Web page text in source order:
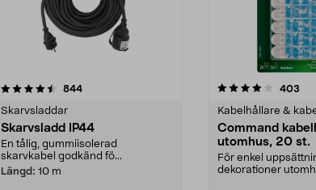
844recensioner
Skarvsladdar
Skarvsladd IP44
En tålig, gummiisolerad
skarvkabel godkänd fö...
Längd: 10 m
4.0av 5 stjärnor 403
Kabelhållare &
Command
utomhus, 20 st.
För enkel
dekorationer
4.0av 5